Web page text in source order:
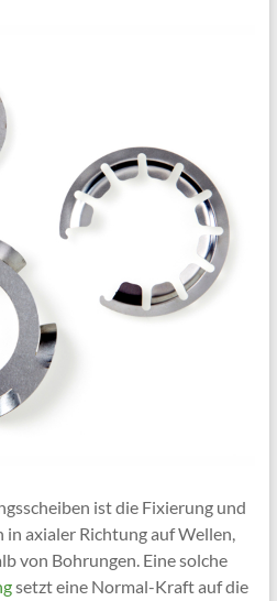
ist die Fixierung und
in axialer Richtung auf Wellen,
von Bohrungen. Eine solche
setzt eine Normal-Kraft auf die